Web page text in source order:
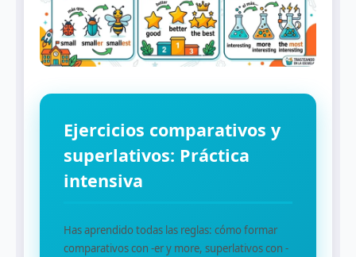
Ejercicios comparativos y
superlativos: Práctica
intensiva
Has aprendido todas las reglas: cómo formar
comparativos con -er y more, superlativos con -